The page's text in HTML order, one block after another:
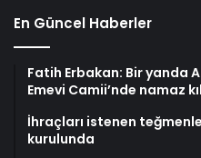
En Güncel Haberler
Fatih Erbakan: Bir yanda
Emevi Camii’nde namaz
İhraçları istenen
kurulunda